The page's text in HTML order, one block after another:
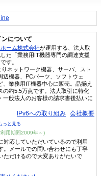
について
ーム株式会社が運用する、法人取
た「業務用IT機器専門の調達支援
す。
りネットワーク機器、サーバ、スト
辺機器、PCパーツ、ソフトウェ
、業務用IT機器中心に販売。品揃え
の約5.5万点です。法人取引に特化
一般法人のお客様の請求書後払いに
IPv6への取り組み 会社概要
っと見る
用期間2009年～)
対応していただいているので利用
。メールでの問い合わせにも丁寧
ただけるので大変ありがたいで